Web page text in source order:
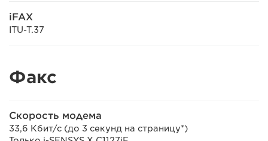
iFAX
ITU-T.37
Факс
Скорость модема
33,6 Кбит/с (до 3 секунд на страницу*)